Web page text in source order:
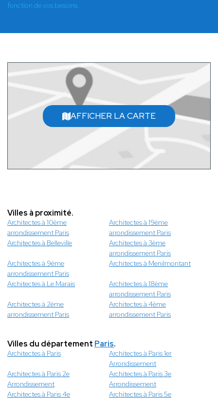
fonction de vos besoins.
AFFICHER LA CARTE
Villes à proximité.
Architectes à 10ème
arrondissement Paris
Architectes à 19ème
arrondissement Paris
Architectes à Belleville
Architectes à 3ème
arrondissement Paris
Architectes à 9ème
arrondissement Paris
Architectes à Menilmontant
Architectes à Le Marais
Architectes à 18ème
arrondissement Paris
Architectes à 2ème
arrondissement Paris
Architectes à 4ème
arrondissement Paris
Villes du département Paris.
Architectes à Paris
Architectes à Paris 1er
Arrondissement
Architectes à Paris 2e
Arrondissement
Architectes à Paris 3e
Arrondissement
Architectes à Paris 4e
Architectes à Paris 5e